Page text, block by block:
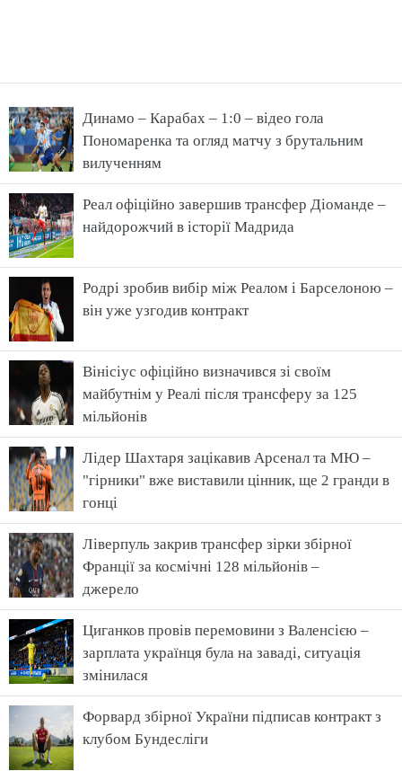
Динамо – Карабах – 1:0 – відео гола
Пономаренка та огляд матчу з брутальним
вилученням
Реал офіційно завершив трансфер Діоманде –
найдорожчий в історії Мадрида
Родрі зробив вибір між Реалом і Барселоною –
він уже узгодив контракт
Вінісіус офіційно визначився зі своїм
майбутнім у Реалі після трансферу за 125
мільйонів
Лідер Шахтаря зацікавив Арсенал та МЮ –
"гірники" вже виставили цінник, ще 2 гранди в
гонці
Ліверпуль закрив трансфер зірки збірної
Франції за космічні 128 мільйонів –
джерело
Циганков провів перемовини з Валенсією –
зарплата українця була на заваді, ситуація
змінилася
Форвард збірної України підписав контракт з
клубом Бундесліги